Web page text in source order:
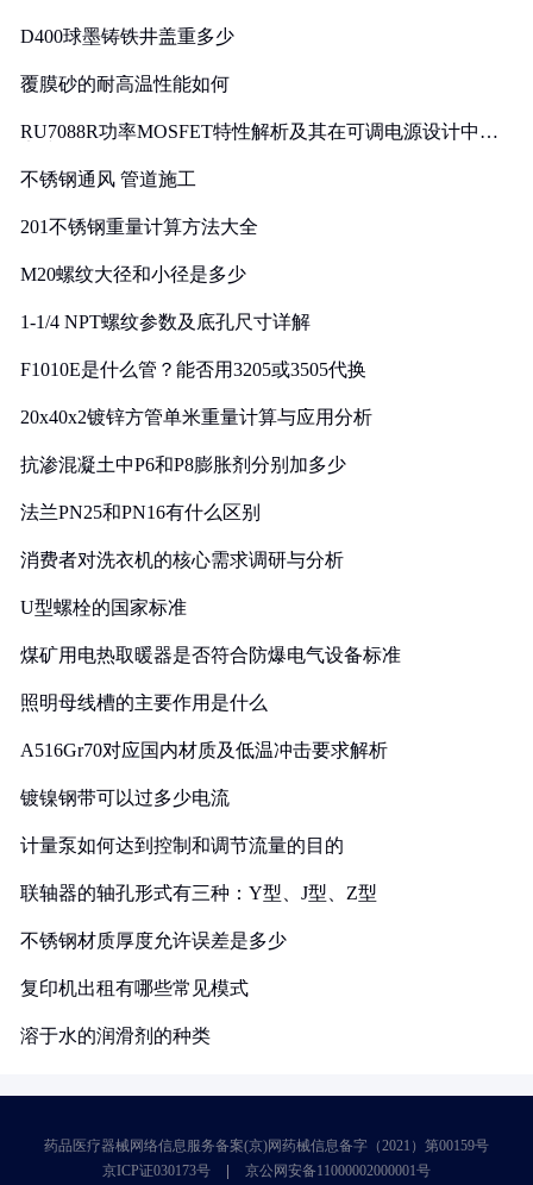
D400球墨铸铁井盖重多少
覆膜砂的耐高温性能如何
RU7088R功率MOSFET特性解析及其在可调电源设计中的
不锈钢通风 管道施工
201不锈钢重量计算方法大全
M20螺纹大径和小径是多少
1-1/4 NPT螺纹参数及底孔尺寸详解
F1010E是什么管？能否用3205或3505代换
20x40x2镀锌方管单米重量计算与应用分析
抗渗混凝土中P6和P8膨胀剂分别加多少
法兰PN25和PN16有什么区别
消费者对洗衣机的核心需求调研与分析
U型螺栓的国家标准
煤矿用电热取暖器是否符合防爆电气设备标准
照明母线槽的主要作用是什么
A516Gr70对应国内材质及低温冲击要求解析
镀镍钢带可以过多少电流
计量泵如何达到控制和调节流量的目的
联轴器的轴孔形式有三种：Y型、J型、Z型
不锈钢材质厚度允许误差是多少
复印机出租有哪些常见模式
溶于水的润滑剂的种类
药品医疗器械网络信息服务备案(京)网药械信息备字（2021）第00159号
京ICP证030173号
京公网安备11000002000001号